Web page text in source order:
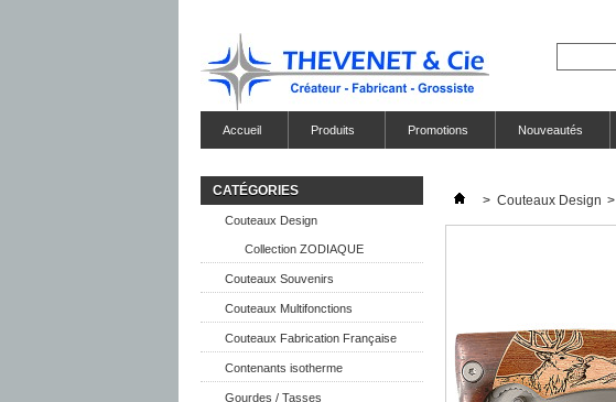
Accueil Produits Promotions Nouveautés
CATÉGORIES
Couteaux Design
Collection ZODIAQUE
Couteaux Souvenirs
Couteaux Multifonctions
Couteaux Fabrication Française
Contenants isotherme
Gourdes / Tasses
> Couteaux Design >